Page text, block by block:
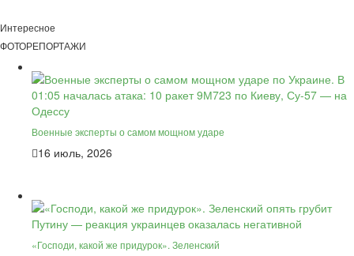
Интересное
ФОТОРЕПОРТАЖИ
Военные эксперты о самом мощном ударе
16 июль, 2026
«Господи, какой же придурок». Зеленский